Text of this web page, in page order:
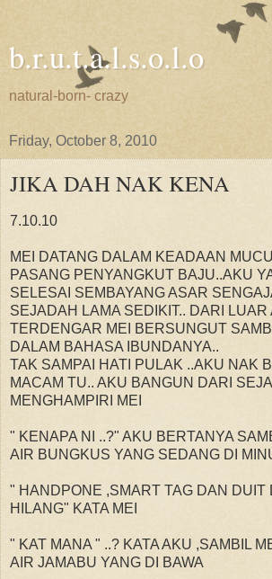
b.r.u.t.a.l.s.o.l.o
natural-born- crazy
Friday, October 8, 2010
JIKA DAH NAK KENA
7.10.10
MEI DATANG DALAM KEADAAN
PASANG PENYANGKUT BAJU..AKU
SELESAI SEMBAYANG ASAR
SEJADAH LAMA SEDIKIT.. DARI LUAR
TERDENGAR MEI BERSUNGUT
DALAM BAHASA IBUNDANYA..
TAK SAMPAI HATI PULAK ..AKU NAK
MACAM TU.. AKU BANGUN DARI
MENGHAMPIRI MEI
" KENAPA NI ..?" AKU BERTANYA
AIR BUNGKUS YANG SEDANG DI
" HANDPONE ,SMART TAG DAN DUIT
HILANG" KATA MEI
" KAT MANA " ..? KATA AKU ,SAMBIL
AIR JAMABU YANG DI BAWA